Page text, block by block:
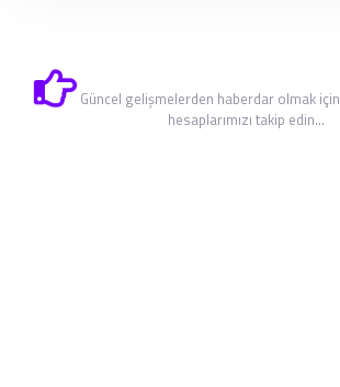
Güncel gelişmelerden haberdar olmak için
hesaplarımızı takip edin...